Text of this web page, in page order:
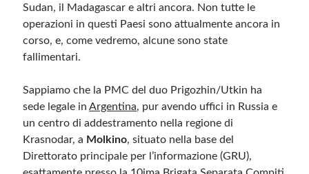
Sudan, il Madagascar e altri ancora. Non tutte le
operazioni in questi Paesi sono attualmente ancora in
corso, e, come vedremo, alcune sono state
fallimentari.
Sappiamo che la PMC del duo Prigozhin/Utkin ha
sede legale in Argentina, pur avendo uffici in Russia e
un centro di addestramento nella regione di
Krasnodar, a Molkino, situato nella base del
Direttorato principale per l’informazione (GRU),